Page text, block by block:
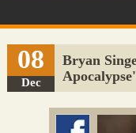
Sugerir Link
Adicionar Blog
Colmeia Exchange
08
Dec
Bryan
Apocalypse'